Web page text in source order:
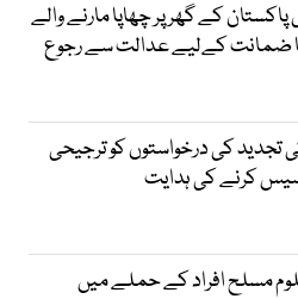
پاکستان کے گھر پر چھاپا مارنے والے
ضمانت کےلیے عدالت سے رجوع
تجدید کی درخواستوں کو ترجیحی
کرنے کی ہدایت
مسلح افراد کے حملے میں